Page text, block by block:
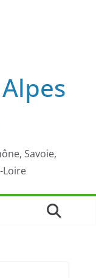
Savoie,
Loire